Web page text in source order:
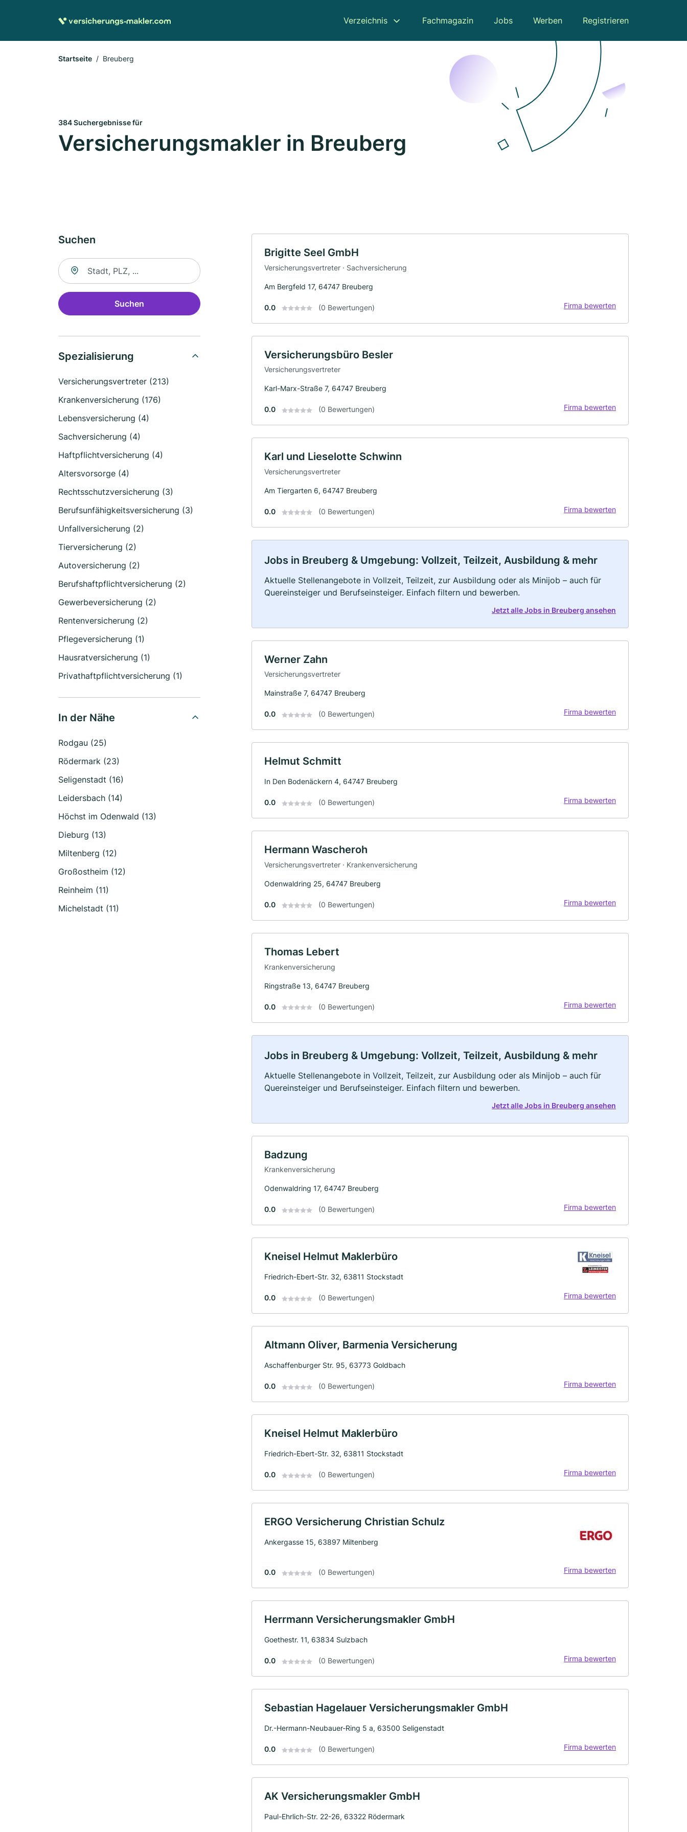
Verzeichnis Fachmagazin Jobs Werben Registrieren
Startseite Breuberg
384 Suchergebnisse für
Versicherungsmakler in Breuberg
Suchen
Suche nach Ort
Suchen
Spezialisierung
Versicherungsvertreter (213)
Krankenversicherung (176)
Lebensversicherung (4)
Sachversicherung (4)
Haftpflichtversicherung (4)
Altersvorsorge (4)
Rechtsschutzversicherung (3)
Berufsunfähigkeitsversicherung (3)
Unfallversicherung (2)
Tierversicherung (2)
Autoversicherung (2)
Berufshaftpflichtversicherung (2)
Gewerbeversicherung (2)
Rentenversicherung (2)
Pflegeversicherung (1)
Hausratversicherung (1)
Privathaftpflichtversicherung (1)
In der Nähe
Rodgau (25)
Rödermark (23)
Seligenstadt (16)
Leidersbach (14)
Höchst im Odenwald (13)
Dieburg (13)
Miltenberg (12)
Großostheim (12)
Reinheim (11)
Michelstadt (11)
Brigitte Seel GmbH
Versicherungsvertreter · Sachversicherung
Am Bergfeld 17, 64747 Breuberg
0.0 (0 Bewertungen) Firma bewerten
Versicherungsbüro Besler
Versicherungsvertreter
Karl-Marx-Straße 7, 64747 Breuberg
0.0 (0 Bewertungen) Firma bewerten
Karl und Lieselotte Schwinn
Versicherungsvertreter
Am Tiergarten 6, 64747 Breuberg
0.0 (0 Bewertungen) Firma bewerten
Jobs in Breuberg & Umgebung: Vollzeit, Teilzeit, Ausbildung & mehr
Aktuelle Stellenangebote in Vollzeit, Teilzeit, zur Ausbildung oder als Minijob – auch für
Quereinsteiger und Berufseinsteiger. Einfach filtern und bewerben.
Jetzt alle Jobs in Breuberg ansehen
Werner Zahn
Versicherungsvertreter
Mainstraße 7, 64747 Breuberg
0.0 (0 Bewertungen) Firma bewerten
Helmut Schmitt
In Den Bodenäckern 4, 64747 Breuberg
0.0 (0 Bewertungen) Firma bewerten
Hermann Wascheroh
Versicherungsvertreter · Krankenversicherung
Odenwaldring 25, 64747 Breuberg
0.0 (0 Bewertungen) Firma bewerten
Thomas Lebert
Krankenversicherung
Ringstraße 13, 64747 Breuberg
0.0 (0 Bewertungen) Firma bewerten
Jobs in Breuberg & Umgebung: Vollzeit, Teilzeit, Ausbildung & mehr
Aktuelle Stellenangebote in Vollzeit, Teilzeit, zur Ausbildung oder als Minijob – auch für
Quereinsteiger und Berufseinsteiger. Einfach filtern und bewerben.
Jetzt alle Jobs in Breuberg ansehen
Badzung
Krankenversicherung
Odenwaldring 17, 64747 Breuberg
0.0 (0 Bewertungen) Firma bewerten
Kneisel Helmut Maklerbüro
Friedrich-Ebert-Str. 32, 63811 Stockstadt
0.0 (0 Bewertungen) Firma bewerten
Altmann Oliver, Barmenia Versicherung
Aschaffenburger Str. 95, 63773 Goldbach
0.0 (0 Bewertungen) Firma bewerten
Kneisel Helmut Maklerbüro
Friedrich-Ebert-Str. 32, 63811 Stockstadt
0.0 (0 Bewertungen) Firma bewerten
ERGO Versicherung Christian Schulz
Ankergasse 15, 63897 Miltenberg
0.0 (0 Bewertungen) Firma bewerten
Herrmann Versicherungsmakler GmbH
Goethestr. 11, 63834 Sulzbach
0.0 (0 Bewertungen) Firma bewerten
Sebastian Hagelauer Versicherungsmakler GmbH
Dr.-Hermann-Neubauer-Ring 5 a, 63500 Seligenstadt
0.0 (0 Bewertungen) Firma bewerten
AK Versicherungsmakler GmbH
Paul-Ehrlich-Str. 22-26, 63322 Rödermark